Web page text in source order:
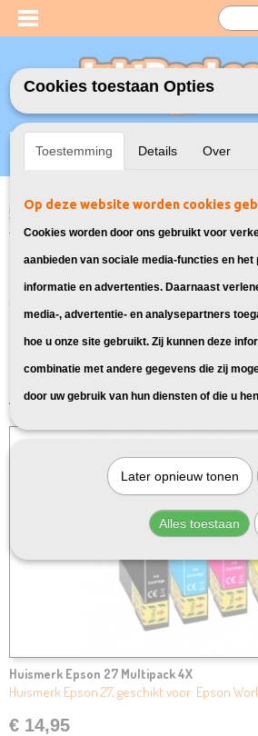
Inloggen Registreren
Home>Model Printer>27XL Inkt cartridges
voor Epson WorkForce WF 7110DTW
Deze 27XL printerinkt
voor jouw Epson
Huismerk Epson 27 Multipack 4X
Huismerk Epson 27, geschikt voor: Epson
€ 14,95
Cookies toestaan Opties
Toestemming Details Over
Op deze website worden cookies
Cookies worden door ons gebruikt voor
aanbieden van sociale media-functies en
informatie en advertenties. Daarnaast
media-, advertentie- en analysepartners
hoe u onze site gebruikt. Zij kunnen deze
combinatie met andere gegevens die zij
door uw gebruik van hun diensten of die u
Later opnieuw tonen
Alles toestaan